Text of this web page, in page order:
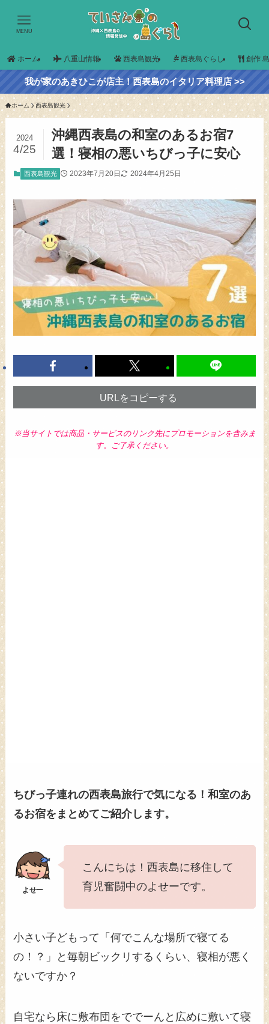
MENU
ホーム 八重山情報 西表島観光 西表島ぐらし 創作
我が家のあきひこが店主！西表島のイタリア料理店 >>
ホーム 西表島観光
沖縄西表島の和室のあるお宿7
選！寝相の悪いちびっ子に安心
2024
4/25
西表島観光 2023年7月20日 2024年4月25日
URLをコピーする
※当サイトでは商品・サービスのリンク先にプロモーションを含みま
す。ご了承ください。
ちびっ子連れの西表島旅行で気になる！和室のあ
るお宿をまとめてご紹介します。
こんにちは！西表島に移住して
育児奮闘中のよせーです。
小さい子どもって「何でこんな場所で寝てる
の！？」と毎朝ビックリするくらい、寝相が悪く
ないですか？
自宅なら床に敷布団をででーんと広めに敷いて寝